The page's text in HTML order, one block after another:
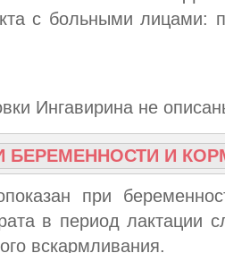
с больными лицами:
Ингавирина не
БЕРЕМЕННОСТИ И
при
в период лактации
вскармливания.